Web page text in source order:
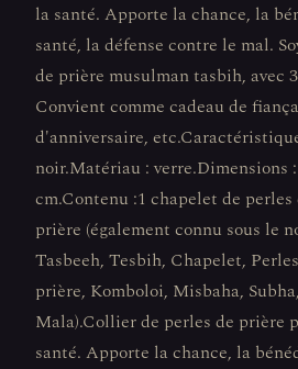
la santé. Apporte la chance, la
santé, la défense contre le mal.
de prière musulman tasbih, avec
Convient comme cadeau de
d'anniversaire,
noir.Matériau : verre.Dimensions
cm.Contenu :1 chapelet de
prière (également connu sous le
Tasbeeh, Tesbih, Chapelet,
prière, Komboloi, Misbaha,
Mala).Collier de perles de prière
santé. Apporte la chance, la